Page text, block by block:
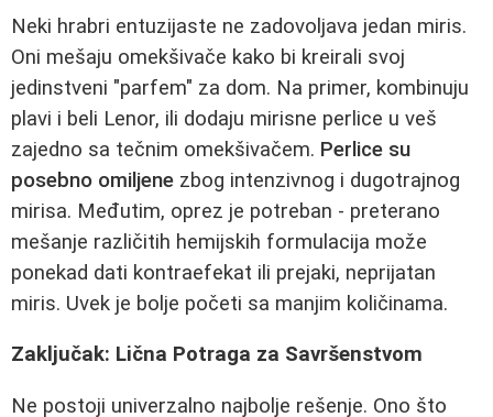
Neki hrabri entuzijaste ne zadovoljava jedan miris.
Oni mešaju omekšivače kako bi kreirali svoj
jedinstveni "parfem" za dom. Na primer, kombinuju
plavi i beli Lenor, ili dodaju mirisne perlice u veš
zajedno sa tečnim omekšivačem. Perlice su
posebno omiljene zbog intenzivnog i dugotrajnog
mirisa. Međutim, oprez je potreban - preterano
mešanje različitih hemijskih formulacija može
ponekad dati kontraefekat ili prejaki, neprijatan
miris. Uvek je bolje početi sa manjim količinama.
Zaključak: Lična Potraga za Savršenstvom
Ne postoji univerzalno najbolje rešenje. Ono što